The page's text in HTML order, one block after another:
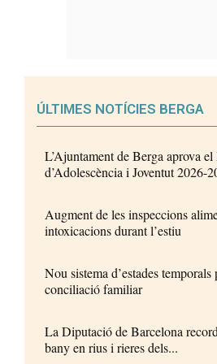
ÚLTIMES NOTÍCIES BERGA
L’Ajuntament de Berga aprova
d’Adolescència i Joventut 2026-
Augment de les inspeccions
intoxicacions durant l’estiu
Nou sistema d’estades
conciliació familiar
La Diputació de Barcelona
bany en rius i rieres dels...